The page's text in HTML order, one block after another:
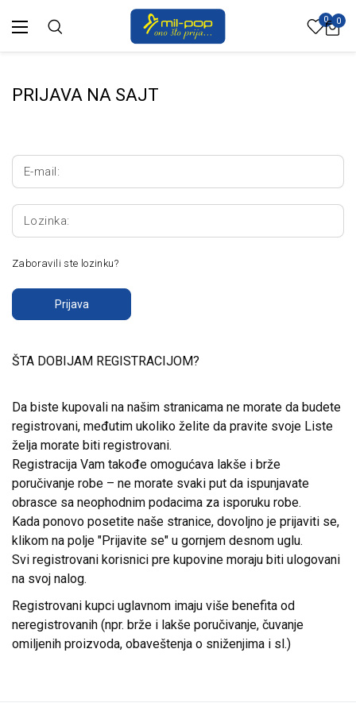
0 0
PRIJAVA NA SAJT
E-mail:
Lozinka:
Zaboravili ste lozinku?
Prijava
ŠTA DOBIJAM REGISTRACIJOM?
Da biste kupovali na našim stranicama ne morate da budete
registrovani, međutim ukoliko želite da pravite svoje Liste
želja morate biti registrovani.
Registracija Vam takođe omogućava lakše i brže
poručivanje robe – ne morate svaki put da ispunjavate
obrasce sa neophodnim podacima za isporuku robe.
Kada ponovo posetite naše stranice, dovoljno je prijaviti se,
klikom na polje "Prijavite se" u gornjem desnom uglu.
Svi registrovani korisnici pre kupovine moraju biti ulogovani
na svoj nalog.
Registrovani kupci uglavnom imaju više benefita od
neregistrovanih (npr. brže i lakše poručivanje, čuvanje
omiljenih proizvoda, obaveštenja o sniženjima i sl.)